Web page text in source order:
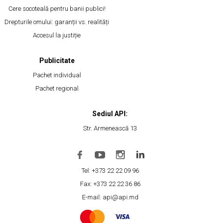
Cere socoteală pentru banii publici!
Drepturile omului: garanții vs. realități
Accesul la justiție
Publicitate
Pachet individual
Pachet regional
Sediul API:
Str. Armenească 13
Tel: +373 22 22 09 96
Fax: +373 22 22 36 86
E-mail: api@api.md